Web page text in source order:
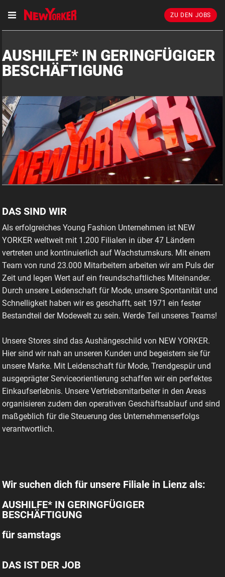
ZU DEN JOBS
AUSHILFE* IN GERINGFÜGIGER
BESCHÄFTIGUNG
DAS SIND WIR
Als erfolgreiches Young Fashion Unternehmen ist NEW
YORKER weltweit mit 1.200 Filialen in über 47 Ländern
vertreten und kontinuierlich auf Wachstumskurs. Mit einem
Team von rund 23.000 Mitarbeitern arbeiten wir am Puls der
Zeit und legen Wert auf ein freundschaftliches Miteinander.
Durch unsere Leidenschaft für Mode, unsere Spontanität und
Schnelligkeit haben wir es geschafft, seit 1971 ein fester
Bestandteil der Modewelt zu sein. Werde Teil unseres Teams!
Unsere Stores sind das Aushängeschild von NEW YORKER.
Hier sind wir nah an unseren Kunden und begeistern sie für
unsere Marke. Mit Leidenschaft für Mode, Trendgespür und
ausgeprägter Serviceorientierung schaffen wir ein perfektes
Einkaufserlebnis. Unsere Vertriebsmitarbeiter in den Areas
organisieren zudem den operativen Geschäftsablauf und sind
maßgeblich für die Steuerung des Unternehmenserfolgs
verantwortlich.
Wir suchen dich für unsere Filiale in Lienz als:
AUSHILFE* IN GERINGFÜGIGER
BESCHÄFTIGUNG
für samstags
DAS IST DER JOB